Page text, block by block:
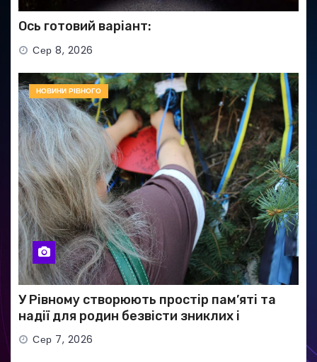
Ось готовий варіант:
Сер 8, 2026
НОВИНИ РІВНОГО
У Рівному створюють простір пам’яті та
надії для родин безвісти зниклих і
полонених військових
Сер 7, 2026